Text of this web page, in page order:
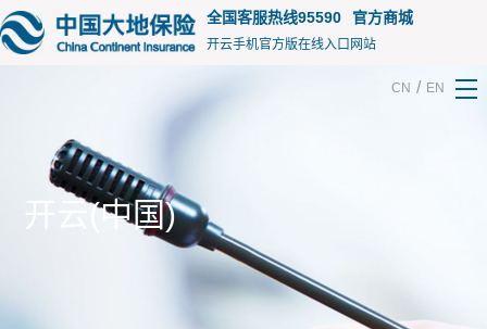
15155 全国客服热线95590 官方商城
开云手机官方版在线入口网站
CN / EN
开云(中国)